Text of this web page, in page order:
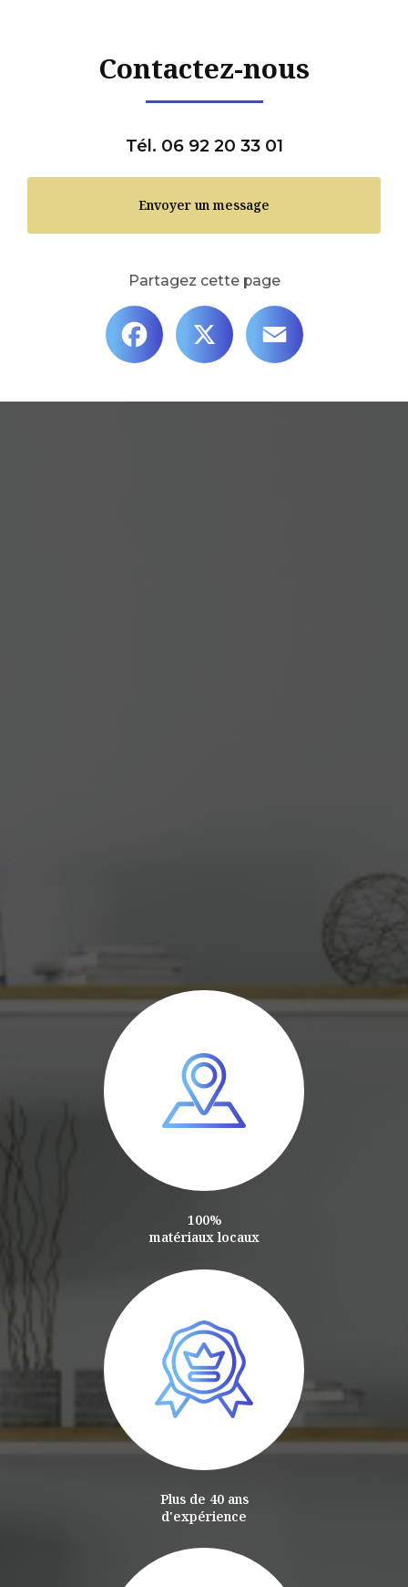
Contactez-nous
Tél. 06 92 20 33 01
Envoyer un message
Partagez cette page
Facebook
100%
matériaux locaux
Plus de 40 ans
d'expérience